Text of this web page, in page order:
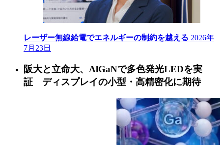
レーザー無線給電でエネルギーの制約を越える 2026年
7月23日
阪大と立命大、AlGaNで多色発光LEDを実
証 ディスプレイの小型・高精密化に期待